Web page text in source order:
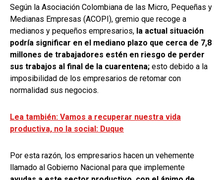
Según la Asociación Colombiana de las Micro, Pequeñas y
Medianas Empresas (ACOPI), gremio que recoge a
medianos y pequeños empresarios, la actual situación
podría significar en el mediano plazo que cerca de 7,8
millones de trabajadores estén en riesgo de perder
sus trabajos al final de la cuarentena; esto debido a la
imposibilidad de los empresarios de retomar con
normalidad sus negocios.
Lea también: Vamos a recuperar nuestra vida
productiva, no la social: Duque
Por esta razón, los empresarios hacen un vehemente
llamado al Gobierno Nacional para que implemente